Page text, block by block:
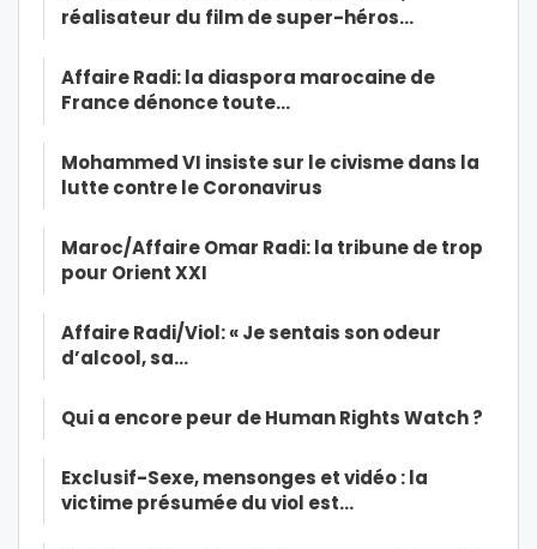
réalisateur du film de super-héros…
Affaire Radi: la diaspora marocaine de
France dénonce toute…
Mohammed VI insiste sur le civisme dans la
lutte contre le Coronavirus
Maroc/Affaire Omar Radi: la tribune de trop
pour Orient XXI
Affaire Radi/Viol: « Je sentais son odeur
d’alcool, sa…
Qui a encore peur de Human Rights Watch ?
Exclusif-Sexe, mensonges et vidéo : la
victime présumée du viol est…